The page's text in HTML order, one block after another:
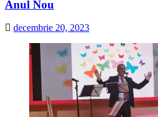
Anul Nou
decembrie 20, 2023